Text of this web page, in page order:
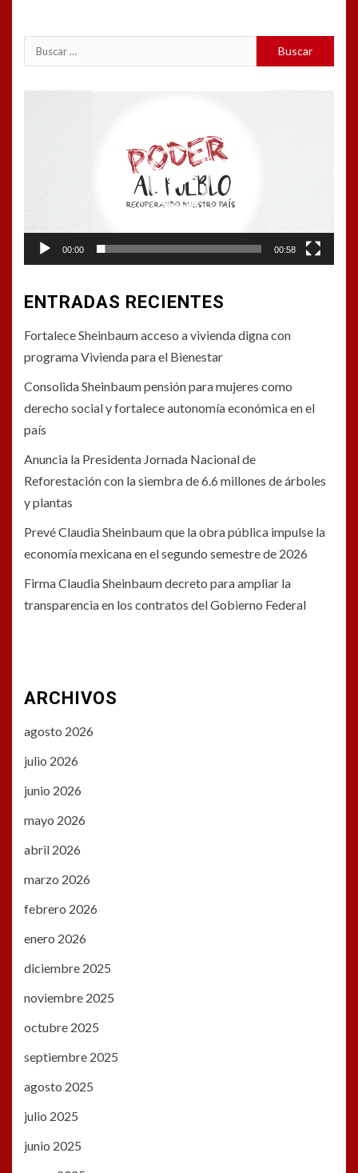
Buscar:
00:00 00:58
ENTRADAS RECIENTES
Fortalece Sheinbaum acceso a vivienda digna con
programa Vivienda para el Bienestar
Consolida Sheinbaum pensión para mujeres como
derecho social y fortalece autonomía económica en el
país
Anuncia la Presidenta Jornada Nacional de
Reforestación con la siembra de 6.6 millones de árboles
y plantas
Prevé Claudia Sheinbaum que la obra pública impulse la
economía mexicana en el segundo semestre de 2026
Firma Claudia Sheinbaum decreto para ampliar la
transparencia en los contratos del Gobierno Federal
ARCHIVOS
agosto 2026
julio 2026
junio 2026
mayo 2026
abril 2026
marzo 2026
febrero 2026
enero 2026
diciembre 2025
noviembre 2025
octubre 2025
septiembre 2025
agosto 2025
julio 2025
junio 2025